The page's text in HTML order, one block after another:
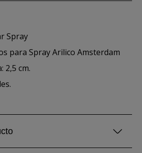
Spray
para Spray Arilico Amsterdam
2,5 cm.